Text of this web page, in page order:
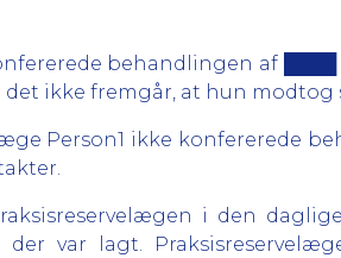
behandlingen af
ikke fremgår, at hun modtog
Person1 ikke konfererede
i den
var lagt.